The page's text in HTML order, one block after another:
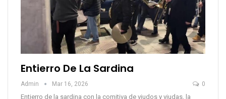
Entierro De La Sardina
Admin Mar 16, 2026 0
Entierro de la sardina con la comitiva de viudos y viudas, la